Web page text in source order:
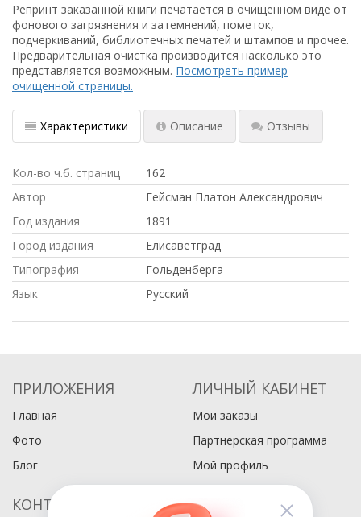
Репринт заказанной книги печатается в очищенном виде от
фонового загрязнения и затемнений, пометок,
подчеркиваний, библиотечных печатей и штампов и прочее.
Предварительная очистка производится насколько это
представляется возможным. Посмотреть пример
очищенной страницы.
Характеристики Описание Отзывы
Кол-во ч.б. страниц
162
Автор
Гейсман Платон Александрович
Год издания
1891
Город издания
Елисаветград
Типография
Гольденберга
Язык
Русский
ПРИЛОЖЕНИЯ
Главная
Фото
Блог
ЛИЧНЫЙ КАБИНЕТ
Мои заказы
Партнерская программа
Мой профиль
КОНТАКТЫ